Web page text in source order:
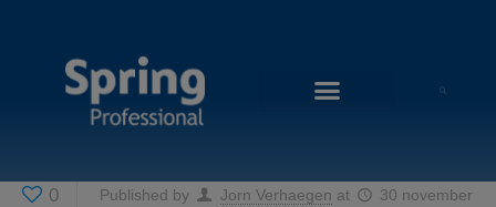
0 Published by Jorn Verhaegen at
30 november